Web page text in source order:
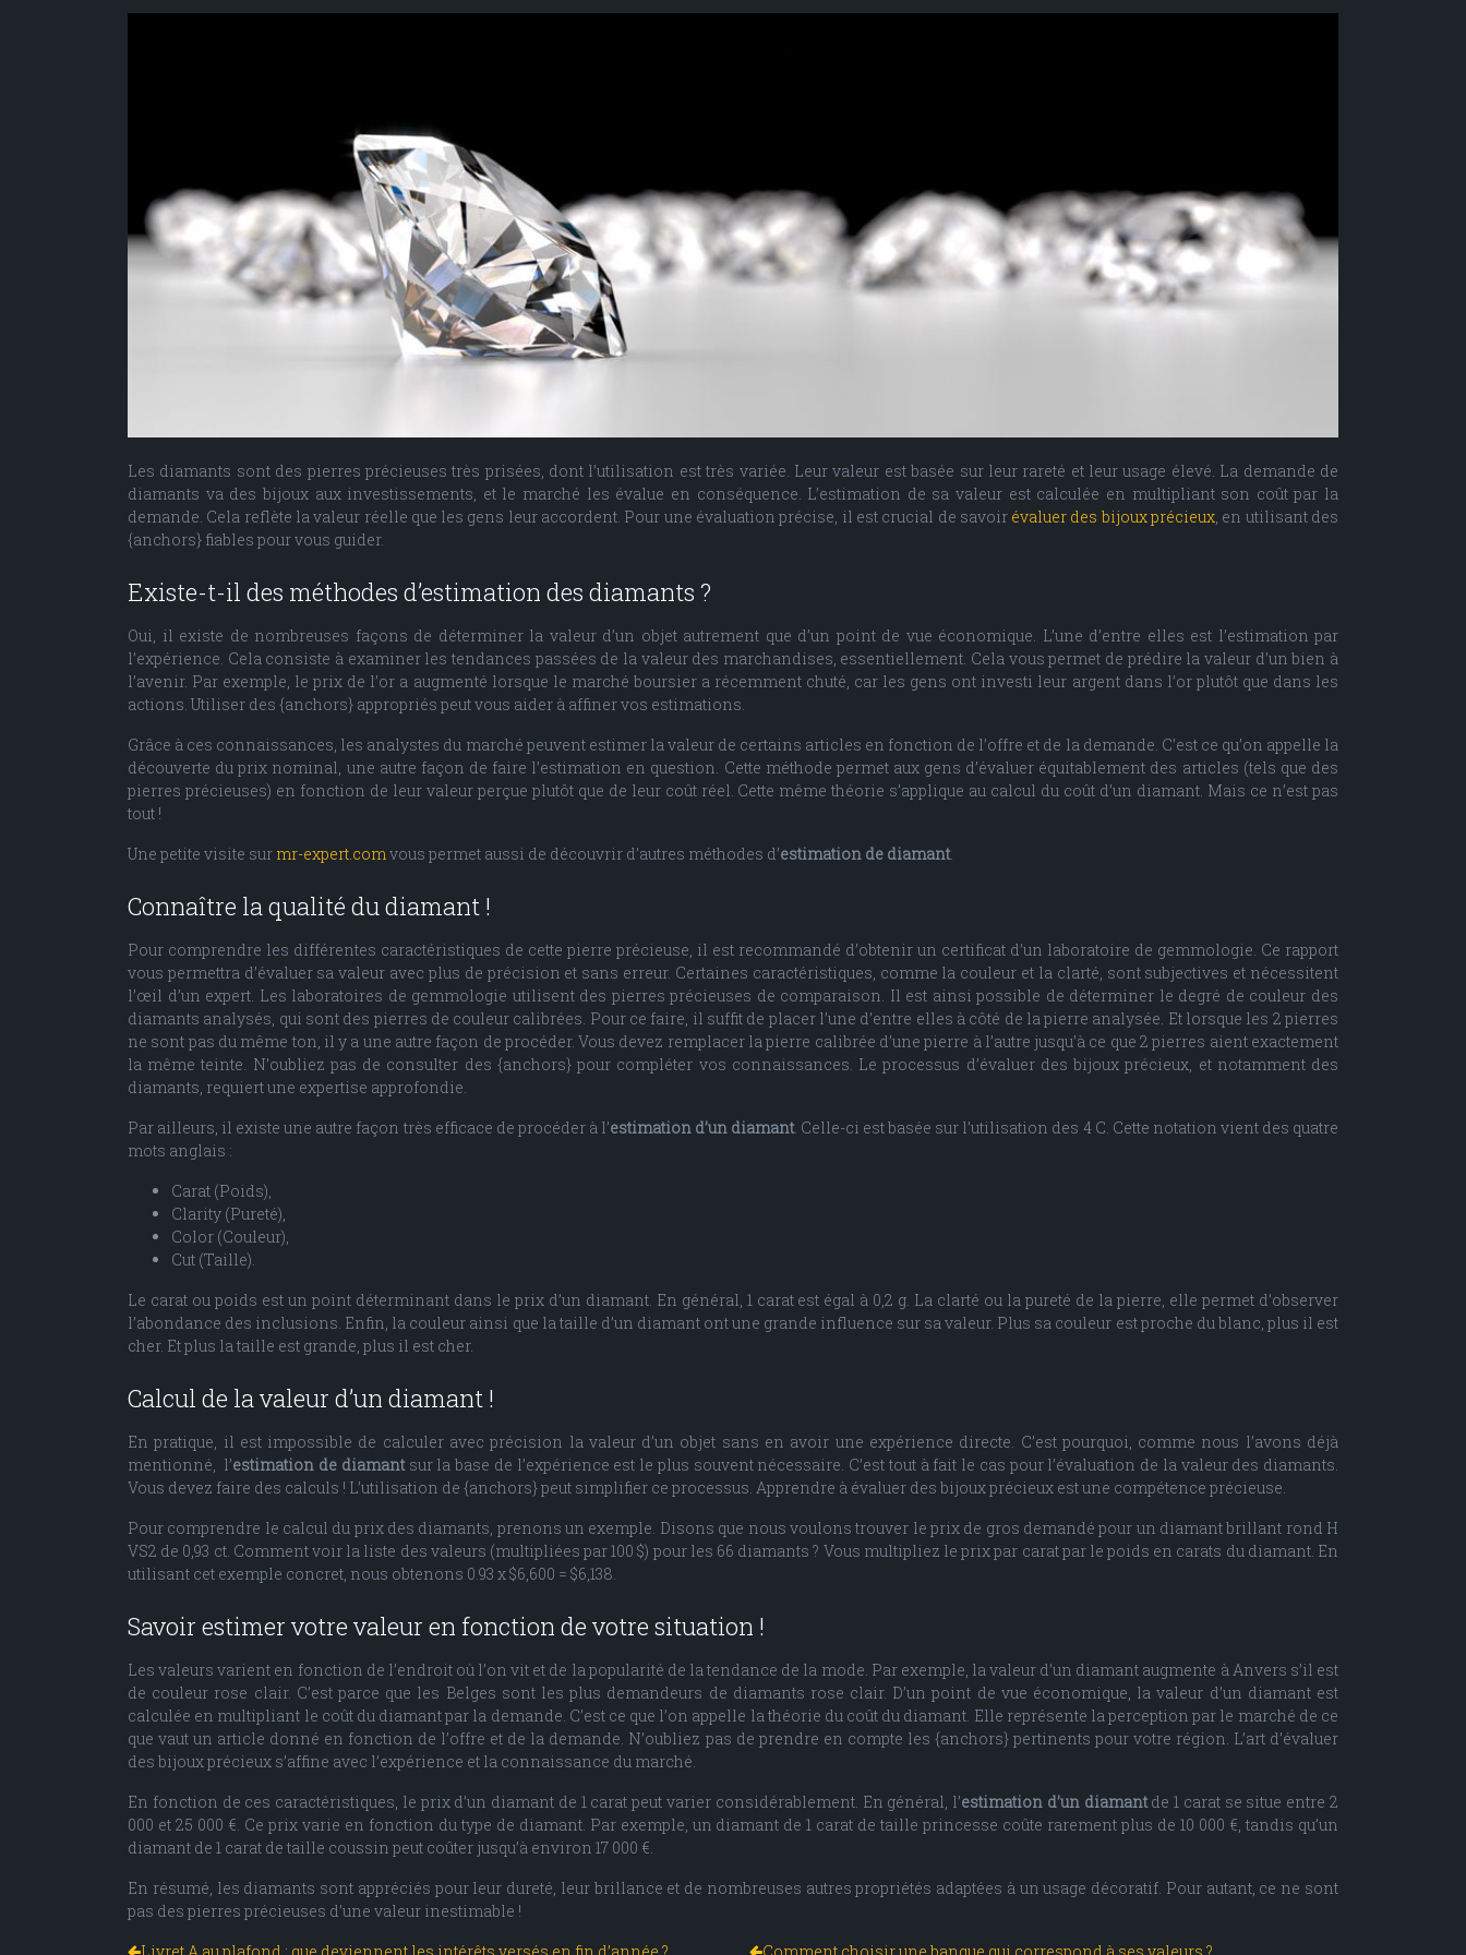
Les diamants sont des pierres précieuses très prisées, dont l’utilisation est très variée. Leur valeur est basée sur leur rareté et leur usage élevé. La demande de
diamants va des bijoux aux investissements, et le marché les évalue en conséquence. L’estimation de sa valeur est calculée en multipliant son coût par la
demande. Cela reflète la valeur réelle que les gens leur accordent. Pour une évaluation précise, il est crucial de savoir évaluer des bijoux précieux, en utilisant des
{anchors} fiables pour vous guider.
Existe-t-il des méthodes d’estimation des diamants ?
Oui, il existe de nombreuses façons de déterminer la valeur d’un objet autrement que d’un point de vue économique. L’une d’entre elles est l’estimation par
l’expérience. Cela consiste à examiner les tendances passées de la valeur des marchandises, essentiellement. Cela vous permet de prédire la valeur d’un bien à
l’avenir. Par exemple, le prix de l’or a augmenté lorsque le marché boursier a récemment chuté, car les gens ont investi leur argent dans l’or plutôt que dans les
actions. Utiliser des {anchors} appropriés peut vous aider à affiner vos estimations.
Grâce à ces connaissances, les analystes du marché peuvent estimer la valeur de certains articles en fonction de l’offre et de la demande. C’est ce qu’on appelle la
découverte du prix nominal, une autre façon de faire l’estimation en question. Cette méthode permet aux gens d’évaluer équitablement des articles (tels que des
pierres précieuses) en fonction de leur valeur perçue plutôt que de leur coût réel. Cette même théorie s’applique au calcul du coût d’un diamant. Mais ce n’est pas
tout !
Une petite visite sur mr-expert.comvous permet aussi de découvrir d’autres méthodes d’estimation de diamant.
Connaître la qualité du diamant !
Pour comprendre les différentes caractéristiques de cette pierre précieuse, il est recommandé d’obtenir un certificat d’un laboratoire de gemmologie. Ce rapport
vous permettra d’évaluer sa valeur avec plus de précision et sans erreur. Certaines caractéristiques, comme la couleur et la clarté, sont subjectives et nécessitent
l’œil d’un expert. Les laboratoires de gemmologie utilisent des pierres précieuses de comparaison. Il est ainsi possible de déterminer le degré de couleur des
diamants analysés, qui sont des pierres de couleur calibrées. Pour ce faire, il suffit de placer l’une d’entre elles à côté de la pierre analysée. Et lorsque les 2 pierres
ne sont pas du même ton, il y a une autre façon de procéder. Vous devez remplacer la pierre calibrée d’une pierre à l’autre jusqu’à ce que 2 pierres aient exactement
la même teinte. N’oubliez pas de consulter des {anchors} pour compléter vos connaissances. Le processus d’évaluer des bijoux précieux, et notamment des
diamants, requiert une expertise approfondie.
Par ailleurs, il existe une autre façon très efficace de procéder à l’estimation d’un diamant. Celle-ci est basée sur l’utilisation des 4 C. Cette notation vient des quatre
mots anglais :
Carat (Poids),
Clarity (Pureté),
Color (Couleur),
Cut (Taille).
Le carat ou poids est un point déterminant dans le prix d’un diamant. En général, 1 carat est égal à 0,2 g. La clarté ou la pureté de la pierre, elle permet d’observer
l’abondance des inclusions. Enfin, la couleur ainsi que la taille d’un diamant ont une grande influence sur sa valeur. Plus sa couleur est proche du blanc, plus il est
cher. Et plus la taille est grande, plus il est cher.
Calcul de la valeur d’un diamant !
En pratique, il est impossible de calculer avec précision la valeur d’un objet sans en avoir une expérience directe. C’est pourquoi, comme nous l’avons déjà
mentionné, l’estimation de diamant sur la base de l’expérience est le plus souvent nécessaire. C’est tout à fait le cas pour l’évaluation de la valeur des diamants.
Vous devez faire des calculs ! L’utilisation de {anchors} peut simplifier ce processus. Apprendre à évaluer des bijoux précieux est une compétence précieuse.
Pour comprendre le calcul du prix des diamants, prenons un exemple. Disons que nous voulons trouver le prix de gros demandé pour un diamant brillant rond H
VS2 de 0,93 ct. Comment voir la liste des valeurs (multipliées par 100 $) pour les 66 diamants ? Vous multipliez le prix par carat par le poids en carats du diamant. En
utilisant cet exemple concret, nous obtenons 0.93 x $6,600 = $6,138.
Savoir estimer votre valeur en fonction de votre situation !
Les valeurs varient en fonction de l’endroit où l’on vit et de la popularité de la tendance de la mode. Par exemple, la valeur d’un diamant augmente à Anvers s’il est
de couleur rose clair. C’est parce que les Belges sont les plus demandeurs de diamants rose clair. D’un point de vue économique, la valeur d’un diamant est
calculée en multipliant le coût du diamant par la demande. C’est ce que l’on appelle la théorie du coût du diamant. Elle représente la perception par le marché de ce
que vaut un article donné en fonction de l’offre et de la demande. N’oubliez pas de prendre en compte les {anchors} pertinents pour votre région. L’art d’évaluer
des bijoux précieux s’affine avec l’expérience et la connaissance du marché.
En fonction de ces caractéristiques, le prix d’un diamant de 1 carat peut varier considérablement. En général, l’estimation d’un diamantde 1 carat se situe entre 2
000 et 25 000 €. Ce prix varie en fonction du type de diamant. Par exemple, un diamant de 1 carat de taille princesse coûte rarement plus de 10 000 €, tandis qu’un
diamant de 1 carat de taille coussin peut coûter jusqu’à environ 17 000 €.
En résumé, les diamants sont appréciés pour leur dureté, leur brillance et de nombreuses autres propriétés adaptées à un usage décoratif. Pour autant, ce ne sont
pas des pierres précieuses d’une valeur inestimable !